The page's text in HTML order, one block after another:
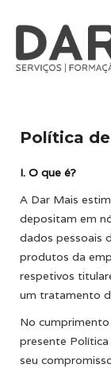
Política
I. O que é?
A Dar Mais
depositam em
dados pessoais
produtos da
respetivos
um tratamento
No
presente
seu